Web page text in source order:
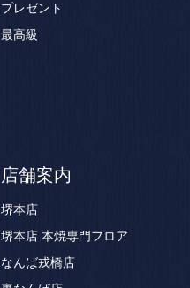
プレゼント
最高級
店舗案内
堺本店
堺本店 本焼専門フロア
なんば戎橋店